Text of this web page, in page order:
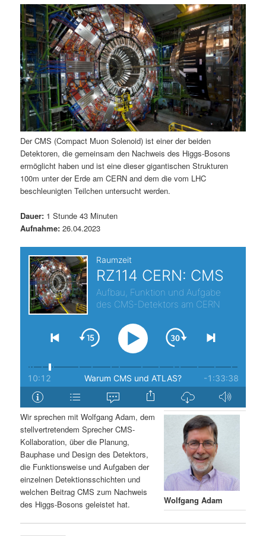
ä
r
e
n
I
n
h
l
t
s
p
n
g
e
n
n
d
ä
r
e
n
I
h
a
l
t
r
i
n
g
e
n
a
v
i
g
a
t
i
o
n
Der CMS (Compact Muon Solenoid) ist einer der beiden
Detektoren, die gemeinsam den Nachweis des Higgs-Bosons
ermöglicht haben und ist eine dieser gigantischen Strukturen
100m unter der Erde am CERN and dem die vom LHC
beschleunigten Teilchen untersucht werden.
Dauer: 1 Stunde 43 Minuten
Aufnahme: 26.04.2023
Wolfgang Adam
Wir sprechen mit Wolfgang Adam, dem
stellvertretendem Sprecher CMS-
Kollaboration, über die Planung,
Bauphase und Design des Detektors,
die Funktionsweise und Aufgaben der
einzelnen Detektionsschichten und
welchen Beitrag CMS zum Nachweis
des Higgs-Bosons geleistet hat.